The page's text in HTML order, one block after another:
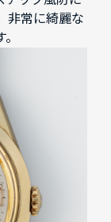
非常に綺麗な